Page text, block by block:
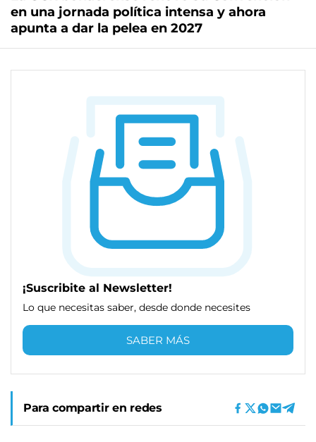
en una jornada política intensa y ahora
apunta a dar la pelea en 2027
¡Suscribite al Newsletter!
Lo que necesitas saber, desde donde necesites
SABER MÁS
Para compartir en redes